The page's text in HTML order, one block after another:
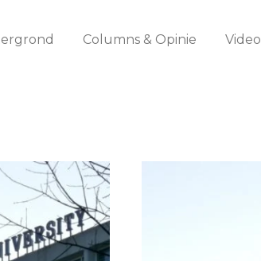
Columns & Opinie Video